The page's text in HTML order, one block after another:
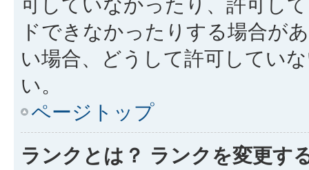
ドできなかったりする場合が
い場合、どうして許可してい
い。
ページトップ
ランクとは？ ランクを変更す